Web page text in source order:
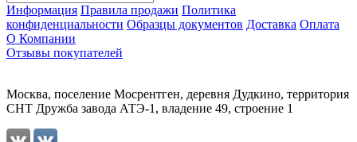
Информация Правила продажи Политика
конфиденциальности Образцы документов Доставка Оплата
О Компании
Отзывы покупателей
Москва, поселение Мосрентген, деревня Дудкино, территория
СНТ Дружба завода АТЭ-1, владение 49, строение 1